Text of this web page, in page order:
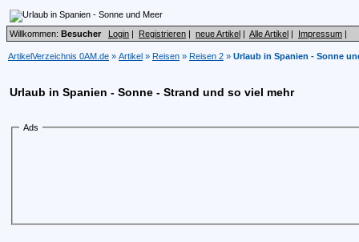
Willkommen: Besucher Login | Registrieren | neue Artikel | Alle Artikel | Impressum |
ArtikelVerzeichnis 0AM.de » Artikel » Reisen » Reisen 2 » Urlaub in Spanien - Sonne
Urlaub in Spanien - Sonne - Strand und so viel mehr
Ads